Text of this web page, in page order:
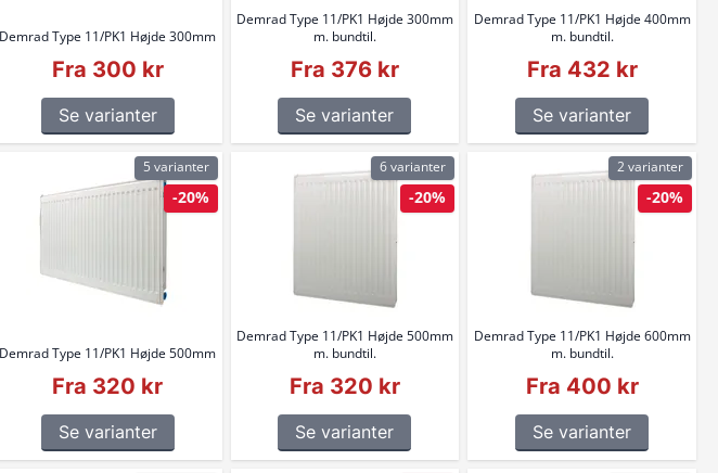
Demrad Type 11/PK1 Højde 300mm
Fra 300 kr
Se varianter
Demrad Type 11/PK1 Højde 300mm
m. bundtil.
Fra 376 kr
Se varianter
Demrad Type 11/PK1 Højde 400mm
m. bundtil.
Fra 432 kr
Se varianter
Demrad Type 11/PK1 Højde 500mm
Fra 320 kr
Se varianter
5 varianter
-20%
Demrad Type 11/PK1 Højde 500mm
m. bundtil.
Fra 320 kr
Se varianter
6 varianter
-20%
Demrad Type 11/PK1 Højde 600mm
m. bundtil.
Fra 400 kr
Se varianter
2 varianter
-20%